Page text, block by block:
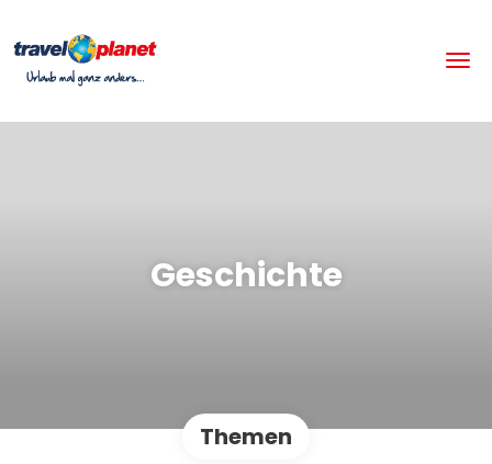
Geschichte
Themen